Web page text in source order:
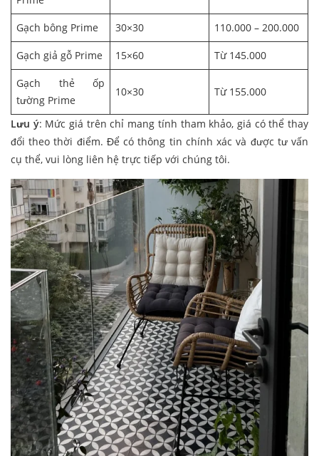
Gạch bông Prime 30×30 110.000 – 200.000
Gạch giả gỗ Prime 15×60 Từ 145.000
Gạch thẻ ốp
tường Prime
10×30 Từ 155.000
Lưu ý: Mức giá trên chỉ mang tính tham khảo, giá có thể thay
đổi theo thời điểm. Để có thông tin chính xác và được tư vấn
cụ thể, vui lòng liên hệ trực tiếp với chúng tôi.